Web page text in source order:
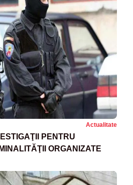
Actualitate
PENTRU
ORGANIZATE